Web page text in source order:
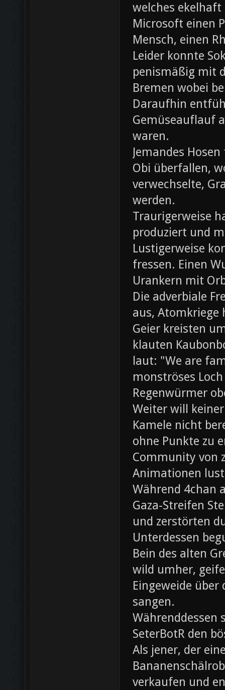
welches
Microsoft einen
Mensch, einen
Leider konnte
penismäßig mit
Bremen wobei
Daraufhin
Gemüseauflauf
waren.
Jemandes
Obi überfallen,
verwechselte,
werden.
Traurigerweise
produziert und
Lustigerweise
fressen. Einen
Urankern mit
Die adverbiale
aus,
Geier kreisten
klauten
laut: "We are
monströses
Regenwürmer
Weiter will
Kamele nicht
ohne Punkte zu
Community von
Animationen
Während 4chan
Gaza-Streifen
und zerstörten
Unterdessen
Bein des alten
wild umher,
Eingeweide
sangen.
Währenddessen
SeterBotR den
Als jener, der
verkaufen und